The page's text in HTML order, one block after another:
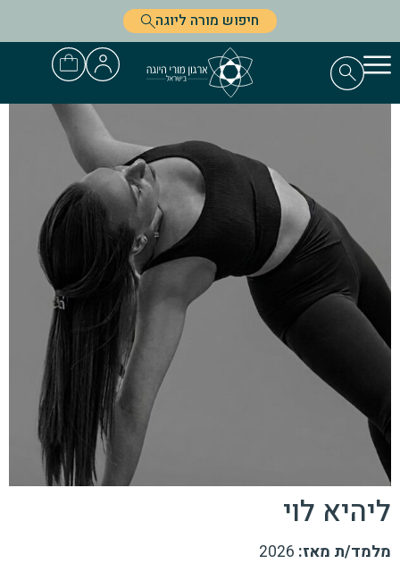
חיפוש מורה ליוגה
ליהיא לוי
מלמד/ת מאז: